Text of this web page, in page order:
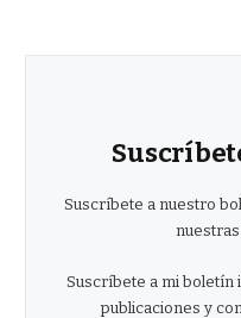
Suscríbete a nuestro
nuestras
Suscríbete a mi boletín
publicaciones y